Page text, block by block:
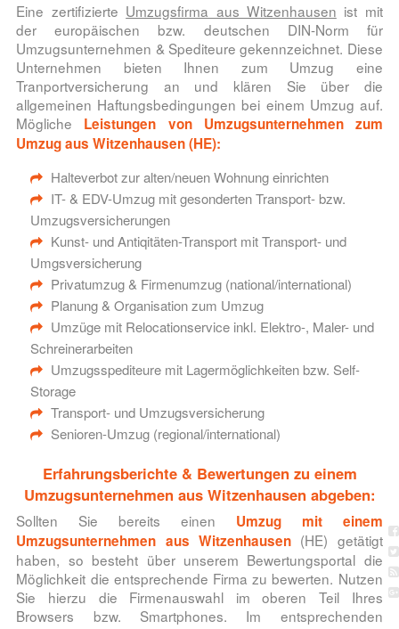
Eine zertifizierte Umzugsfirma aus Witzenhausen ist mit
der europäischen bzw. deutschen DIN-Norm für
Umzugsunternehmen & Spediteure gekennzeichnet. Diese
Unternehmen bieten Ihnen zum Umzug eine
Tranportversicherung an und klären Sie über die
allgemeinen Haftungsbedingungen bei einem Umzug auf.
Mögliche Leistungen von Umzugsunternehmen zum
Umzug aus Witzenhausen (HE):
Halteverbot zur alten/neuen Wohnung einrichten
IT- & EDV-Umzug mit gesonderten Transport- bzw.
Umzugsversicherungen
Kunst- und Antiqitäten-Transport mit Transport- und
Umgsversicherung
Privatumzug & Firmenumzug (national/international)
Planung & Organisation zum Umzug
Umzüge mit Relocationservice inkl. Elektro-, Maler- und
Schreinerarbeiten
Umzugsspediteure mit Lagermöglichkeiten bzw. Self-
Storage
Transport- und Umzugsversicherung
Senioren-Umzug (regional/international)
Erfahrungsberichte & Bewertungen zu einem
Umzugsunternehmen aus Witzenhausen abgeben:
Sollten Sie bereits einen Umzug mit einem
Umzugsunternehmen aus Witzenhausen (HE) getätigt
haben, so besteht über unserem Bewertungsportal die
Möglichkeit die entsprechende Firma zu bewerten. Nutzen
Sie hierzu die Firmenauswahl im oberen Teil Ihres
Browsers bzw. Smartphones. Im entsprechenden